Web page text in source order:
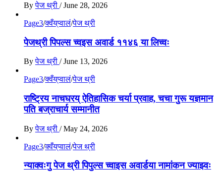
By पेज थ्री / June 28, 2026
Page3/क्वँय्‌प्वालं/पेज थ्री
पेजथ्री पिपल्स च्वइस अवार्ड ११४६ या लिच्वः
By पेज थ्री / June 13, 2026
Page3/क्वँय्‌प्वालं/पेज थ्री
राष्ट्रिय नाचघरय् ऐतिहासिक चर्या प्रवाह, चचा गुरू यज्ञमान
पति बज्राचार्य सम्मानीत
By पेज थ्री / May 24, 2026
Page3/क्वँय्‌प्वालं/पेज थ्री
न्याक्वःगु पेज थ्री पिपुल्स च्वाइस अवार्डया नामांकन ज्याझ्वः